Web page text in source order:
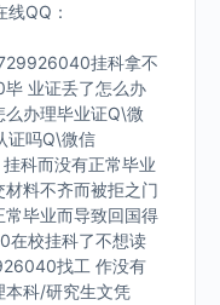
QQ：
挂科拿不
业证丢了怎么办
办理毕业证Q\微
证吗Q\微信
科而没有正常毕业
料不齐而被拒之门
毕业而导致回国得
在校挂科了不想读
找工 作没有
科/研究生文凭